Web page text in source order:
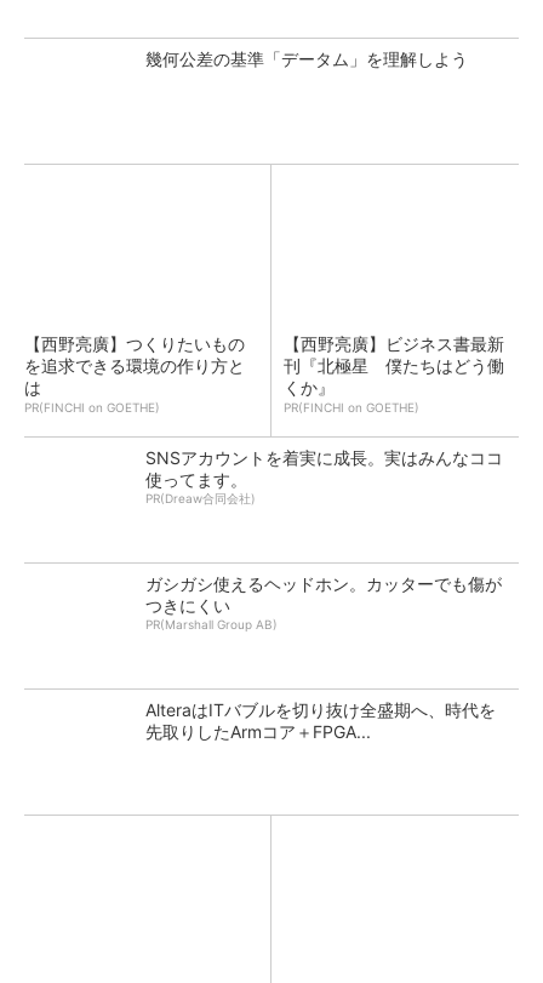
幾何公差の基準「データム」を理解しよう
【西野亮廣】つくりたいもの
を追求できる環境の作り方と
は
PR(FINCHI on GOETHE)
【西野亮廣】ビジネス書最新
刊『北極星 僕たちはどう働
くか』
PR(FINCHI on GOETHE)
SNSアカウントを着実に成長。実はみんなココ
使ってます。
PR(Dreaw合同会社)
ガシガシ使えるヘッドホン。カッターでも傷が
つきにくい
PR(Marshall Group AB)
AlteraはITバブルを切り抜け全盛期へ、時代を
先取りしたArmコア＋FPGA...